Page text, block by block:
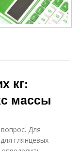
кг:
массы
Для
глянцевых